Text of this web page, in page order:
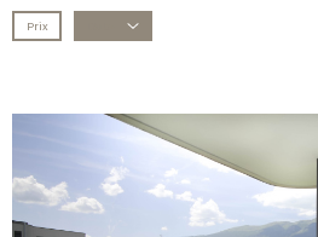
Prix